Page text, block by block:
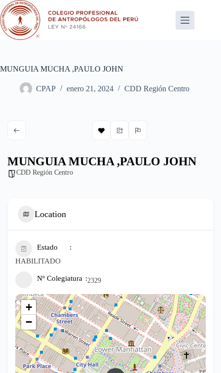
Saltar
al
contenido
MUNGUIA MUCHA ,PAULO JOHN
CPAP enero 21, 2024 CDD Región Centro
MUNGUIA MUCHA ,PAULO JOHN
CDD Región Centro
Location
Estado
HABILITADO
Nº Colegiatura 2329
+
−